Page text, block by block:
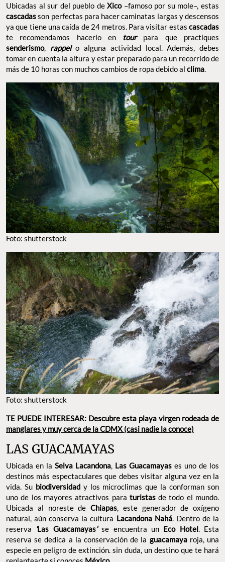
Ubicadas al sur del pueblo deXico –famoso por su mole–, estas
cascadasson perfectas para hacer caminatas largas y descensos
ya que tiene una caída de 24 metros. Para visitar estas cascadas
te recomendamos hacerlo en
tour para que practiques
senderismo, rappelo alguna actividad local. Además, debes
tomar en cuenta la altura y estar preparado para un recorrido de
más de 10 horas con muchos cambios de ropa debido al clima.
Foto: shutterstock
Foto: shutterstock
TE PUEDE INTERESAR: Descubre esta playa virgen rodeada de
manglares y muy cerca de la CDMX (casi nadie la conoce)
LAS GUACAMAYAS
Ubicada en la Selva Lacandona, Las Guacamayas es uno de los
destinos más espectaculares que debes visitar alguna vez en la
vida. Su biodiversidad y los microclimas que la conforman son
uno de los mayores atractivos para turistasde todo el mundo.
Ubicada al noreste de Chiapas, este generador de oxígeno
natural, aún conserva la cultura Lacandona Nahá. Dentro de la
reserva ‘Las Guacamayas‘se encuentra unEco Hotel. Esta
reserva se dedica a la conservación de la guacamaya roja, una
especie en peligro de extinción. sin duda, un destino que te hará